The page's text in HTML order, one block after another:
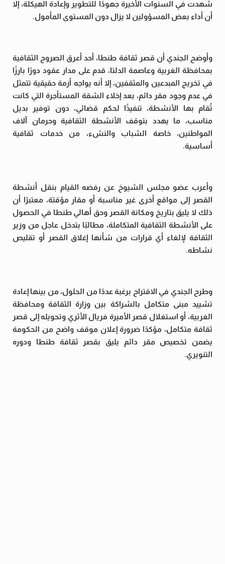
شهدت في السنوات الأخيرة جهودًا للتطوير وإعادة الهيكلة، إلا
أن أداء بعض المسؤولين لا يزال دون المستوى المأمول.
وأوضح الجندي أن قصر ثقافة طنطا، أحد أعرق الصروح الثقافية
بمحافظة الغربية وعاصمة الدلتا، قدم على مدار عقود دورًا بارزًا
في تخريج المبدعين والمثقفين، إلا أنه يواجه أزمة حقيقية تتمثل
في عدم وجود مقر دائم، بعد إخلاء الشقة المستأجرة التي كانت
تُقام بها الأنشطة، تنفيذًا لحكم قضائي، دون توفير بديل
مناسب، ما يهدد بتوقف الأنشطة الثقافية وحرمان آلاف
المواطنين، خاصة الشباب والنشء، من خدمات ثقافية
أساسية.
وأعرب عضو مجلس الشيوخ عن رفضه القيام بنقل أنشطة
القصر إلى مواقع أخرى غير مناسبة أو مقار مؤقتة، معتبرًا أن
ذلك لا يليق بتاريخ ومكانة القصر وحق أهالي طنطا في الحصول
على الأنشطة الثقافية المتكاملة، مطالبًا بتدخل عاجل من وزير
الثقافة لإلغاء أي قرارات من شأنها إغلاق القصر أو تقليص
نشاطه.
وطرح الجندي في الاقتراح برغبة عددًا من الحلول، من بينها إعادة
تشييد مبنى متكامل بالشراكة بين وزارة الثقافة ومحافظة
الغربية، أو استغلال قصر الأميرة فريال الأثري وتحويله إلى قصر
ثقافة متكامل، مؤكدًا ضرورة إعلان موقف واضح من الحكومة
يضمن تخصيص مقر دائم يليق بقصر ثقافة طنطا ودوره
التنويري.